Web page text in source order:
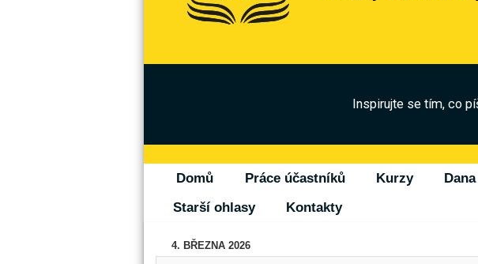
Inspirujte se tím, co
Domů Práce účastníků Kurzy
Starší ohlasy
Kontakty
4. BŘEZNA 2026